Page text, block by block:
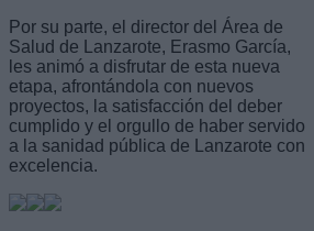
Por su parte, el director del Área de
Salud de Lanzarote, Erasmo García,
les animó a disfrutar de esta nueva
etapa, afrontándola con nuevos
proyectos, la satisfacción del deber
cumplido y el orgullo de haber servido
a la sanidad pública de Lanzarote con
excelencia.